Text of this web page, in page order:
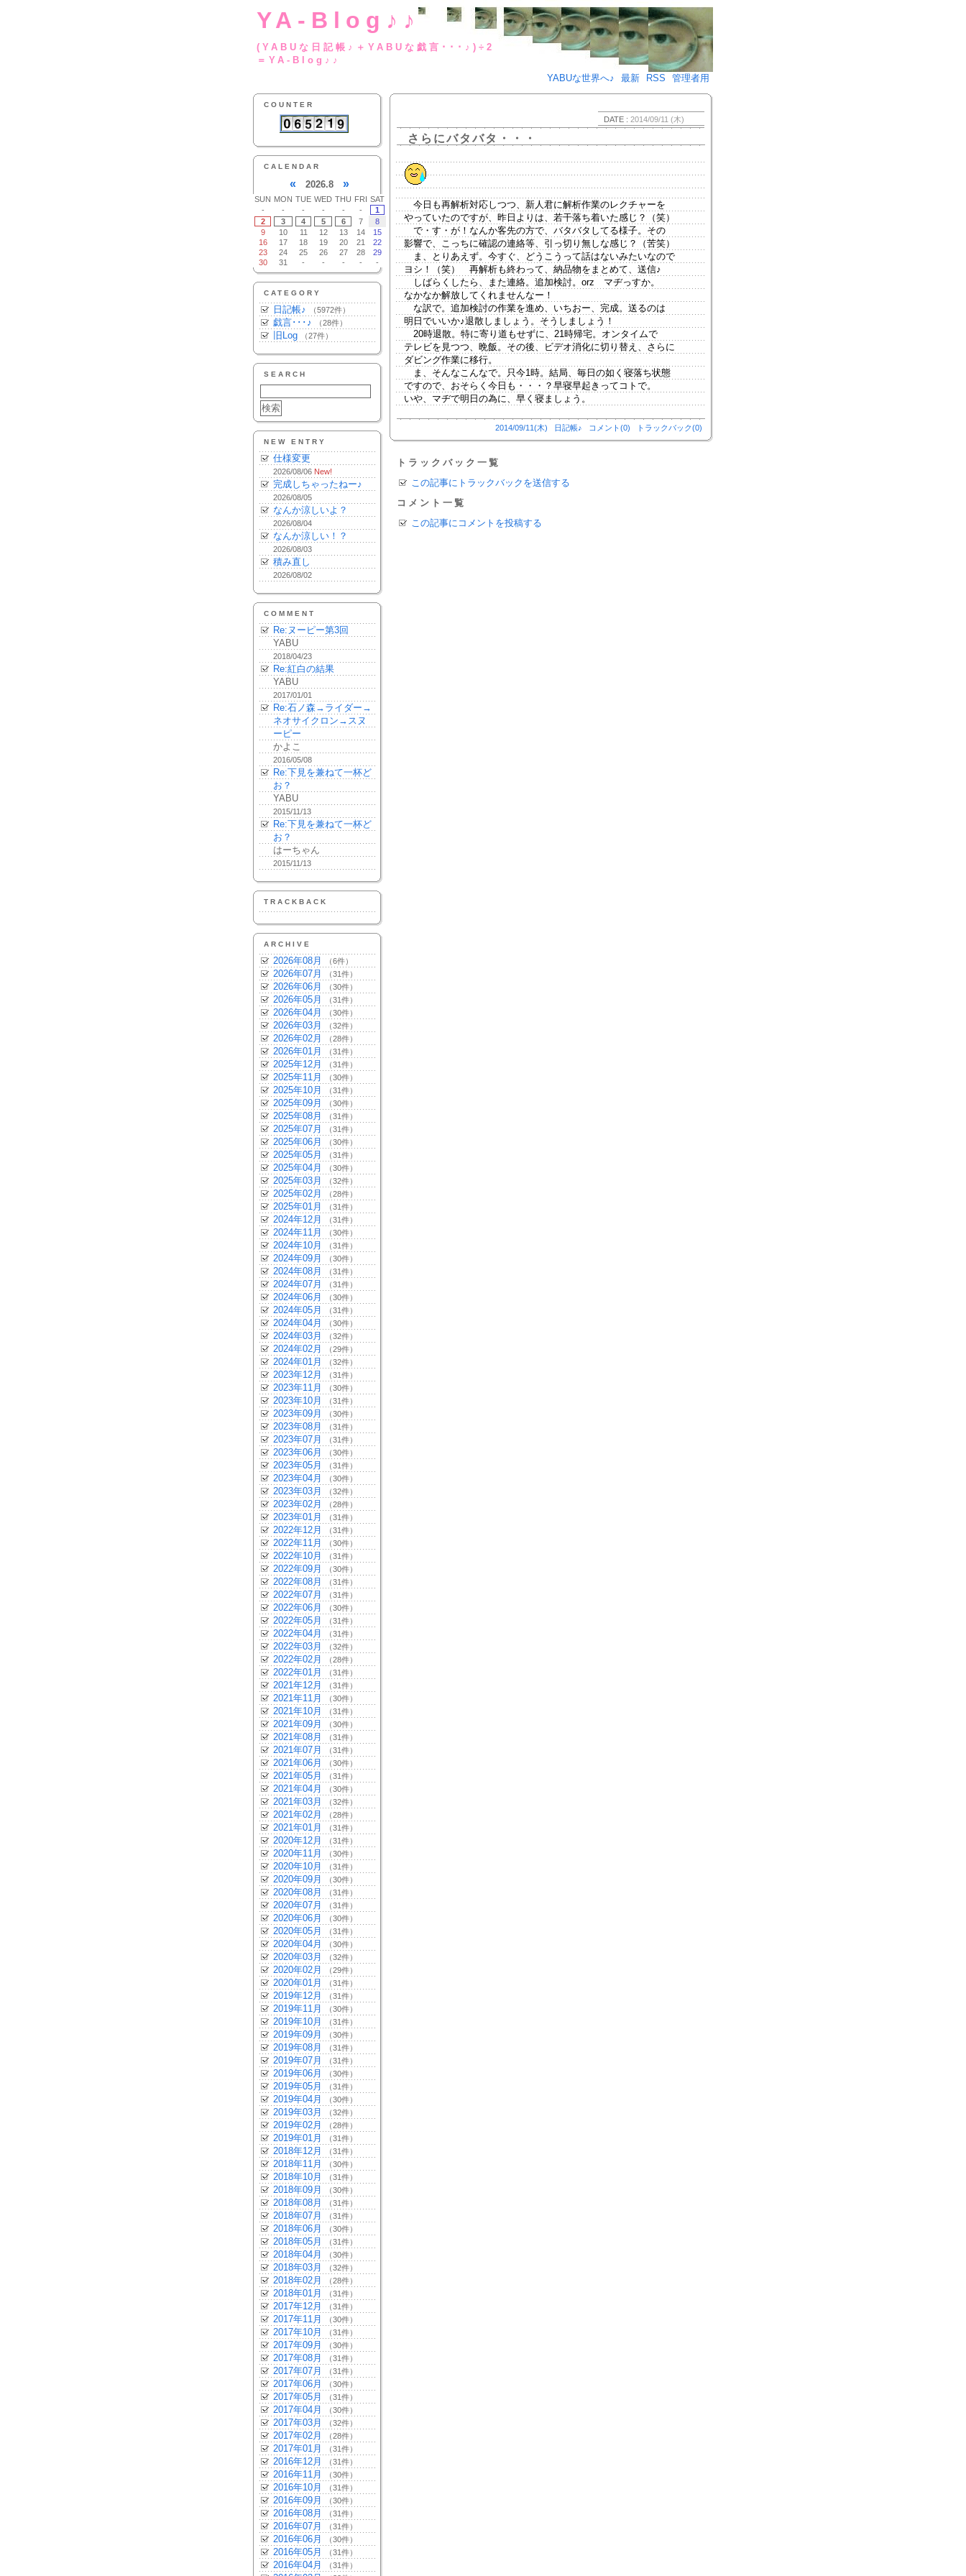
YA-Blog♪♪
(YABUな日記帳♪＋YABUな戯言･･･♪)÷2
＝YA-Blog♪♪
YABUな世界へ♪
最新 RSS 管理者用
COUNTER
CALENDAR
« 2026.8 »
SUN MON TUE WED THU FRI SAT
-
- - - - -
1
2
3 4 5 6 7
8
9
10 11 12 13 14
15
16
17 18 19 20 21
22
23
24 25 26 27 28
29
30
31 - - - - -
CATEGORY
日記帳♪ （5972件）
戯言･･･♪ （28件）
旧Log （27件）
SEARCH
NEW ENTRY
仕様変更
2026/08/06 New!
完成しちゃったねー♪
2026/08/05
なんか涼しいよ？
2026/08/04
なんか涼しい！？
2026/08/03
積み直し
2026/08/02
COMMENT
Re:ヌーピー第3回
YABU
2018/04/23
Re:紅白の結果
YABU
2017/01/01
Re:石ノ森→ライダー→
ネオサイクロン→スヌ
ーピー
かよこ
2016/05/08
Re:下見を兼ねて一杯ど
お？
YABU
2015/11/13
Re:下見を兼ねて一杯ど
お？
はーちゃん
2015/11/13
TRACKBACK
ARCHIVE
2026年08月 （6件）
2026年07月 （31件）
2026年06月 （30件）
2026年05月 （31件）
2026年04月 （30件）
2026年03月 （32件）
2026年02月 （28件）
2026年01月 （31件）
2025年12月 （31件）
2025年11月 （30件）
2025年10月 （31件）
2025年09月 （30件）
2025年08月 （31件）
2025年07月 （31件）
2025年06月 （30件）
2025年05月 （31件）
2025年04月 （30件）
2025年03月 （32件）
2025年02月 （28件）
2025年01月 （31件）
2024年12月 （31件）
2024年11月 （30件）
2024年10月 （31件）
2024年09月 （30件）
2024年08月 （31件）
2024年07月 （31件）
2024年06月 （30件）
2024年05月 （31件）
2024年04月 （30件）
2024年03月 （32件）
2024年02月 （29件）
2024年01月 （32件）
2023年12月 （31件）
2023年11月 （30件）
2023年10月 （31件）
2023年09月 （30件）
2023年08月 （31件）
2023年07月 （31件）
2023年06月 （30件）
2023年05月 （31件）
2023年04月 （30件）
2023年03月 （32件）
2023年02月 （28件）
2023年01月 （31件）
2022年12月 （31件）
2022年11月 （30件）
2022年10月 （31件）
2022年09月 （30件）
2022年08月 （31件）
2022年07月 （31件）
2022年06月 （30件）
2022年05月 （31件）
2022年04月 （31件）
2022年03月 （32件）
2022年02月 （28件）
2022年01月 （31件）
2021年12月 （31件）
2021年11月 （30件）
2021年10月 （31件）
2021年09月 （30件）
2021年08月 （31件）
2021年07月 （31件）
2021年06月 （30件）
2021年05月 （31件）
2021年04月 （30件）
2021年03月 （32件）
2021年02月 （28件）
2021年01月 （31件）
2020年12月 （31件）
2020年11月 （30件）
2020年10月 （31件）
2020年09月 （30件）
2020年08月 （31件）
2020年07月 （31件）
2020年06月 （30件）
2020年05月 （31件）
2020年04月 （30件）
2020年03月 （32件）
2020年02月 （29件）
2020年01月 （31件）
2019年12月 （31件）
2019年11月 （30件）
2019年10月 （31件）
2019年09月 （30件）
2019年08月 （31件）
2019年07月 （31件）
2019年06月 （30件）
2019年05月 （31件）
2019年04月 （30件）
2019年03月 （32件）
2019年02月 （28件）
2019年01月 （31件）
2018年12月 （31件）
2018年11月 （30件）
2018年10月 （31件）
2018年09月 （30件）
2018年08月 （31件）
2018年07月 （31件）
2018年06月 （30件）
2018年05月 （31件）
2018年04月 （30件）
2018年03月 （32件）
2018年02月 （28件）
2018年01月 （31件）
2017年12月 （31件）
2017年11月 （30件）
2017年10月 （31件）
2017年09月 （30件）
2017年08月 （31件）
2017年07月 （31件）
2017年06月 （30件）
2017年05月 （31件）
2017年04月 （30件）
2017年03月 （32件）
2017年02月 （28件）
2017年01月 （31件）
2016年12月 （31件）
2016年11月 （30件）
2016年10月 （31件）
2016年09月 （30件）
2016年08月 （31件）
2016年07月 （31件）
2016年06月 （30件）
2016年05月 （31件）
2016年04月 （31件）
DATE : 2014/09/11 (木)
さらにバタバタ・・・
今日も再解析対応しつつ、新人君に解析作業のレクチャーを
やっていたのですが、昨日よりは、若干落ち着いた感じ？（笑）
で・す・が！なんか客先の方で、バタバタしてる様子。その
影響で、こっちに確認の連絡等、引っ切り無しな感じ？（苦笑）
ま、とりあえず。今すぐ、どうこうって話はないみたいなので
ヨシ！（笑） 再解析も終わって、納品物をまとめて、送信♪
しばらくしたら、また連絡。追加検討。orz マヂっすか。
なかなか解放してくれませんなー！
な訳で。追加検討の作業を進め、いちおー、完成。送るのは
明日でいいか♪退散しましょう。そうしましょう！
20時退散。特に寄り道もせずに、21時帰宅。オンタイムで
テレビを見つつ、晩飯。その後、ビデオ消化に切り替え、さらに
ダビング作業に移行。
ま、そんなこんなで。只今1時。結局、毎日の如く寝落ち状態
ですので、おそらく今日も・・・？早寝早起きってコトで。
いや、マヂで明日の為に、早く寝ましょう。
2014/09/11(木) 日記帳♪ コメント(0) トラックバック(0)
トラックバック一覧
この記事にトラックバックを送信する
コメント一覧
この記事にコメントを投稿する